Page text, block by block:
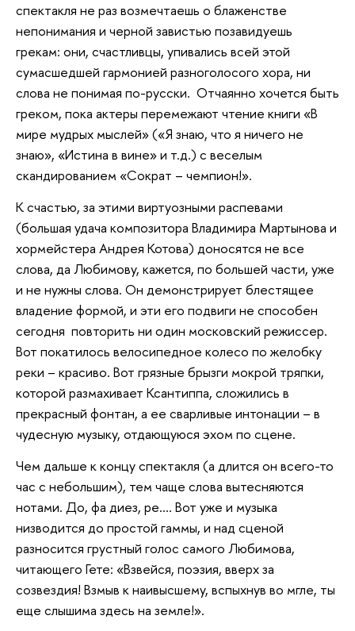
спектакля не раз возмечтаешь о блаженстве
непонимания и черной завистью позавидуешь
грекам: они, счастливцы, упивались всей этой
сумасшедшей гармонией разноголосого хора, ни
слова не понимая по-русски. Отчаянно хочется быть
греком, пока актеры перемежают чтение книги «В
мире мудрых мыслей» («Я знаю, что я ничего не
знаю», «Истина в вине» и т.д.) с веселым
скандированием «Сократ – чемпион!».
К счастью, за этими виртуозными распевами
(большая удача композитора Владимира Мартынова и
хормейстера Андрея Котова) доносятся не все
слова, да Любимову, кажется, по большей части, уже
и не нужны слова. Он демонстрирует блестящее
владение формой, и эти его подвиги не способен
сегодня повторить ни один московский режиссер.
Вот покатилось велосипедное колесо по желобку
реки – красиво. Вот грязные брызги мокрой тряпки,
которой размахивает Ксантиппа, сложились в
прекрасный фонтан, а ее сварливые интонации – в
чудесную музыку, отдающуюся эхом по сцене.
Чем дальше к концу спектакля (а длится он всего-то
час с небольшим), тем чаще слова вытесняются
нотами. До, фа диез, ре…. Вот уже и музыка
низводится до простой гаммы, и над сценой
разносится грустный голос самого Любимова,
читающего Гете: «Взвейся, поэзия, вверх за
созвездия! Взмыв к наивысшему, вспыхнув во мгле, ты
еще слышима здесь на земле!».